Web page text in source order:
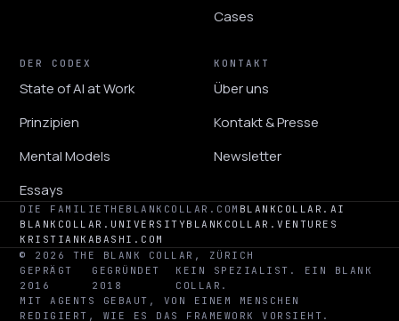
Cases
DER CODEX
State of AI at Work
Prinzipien
Mental Models
Essays
KONTAKT
Über uns
Kontakt & Presse
Newsletter
DIE FAMILIE THEBLANKCOLLAR.COM BLANKCOLLAR.AI
BLANKCOLLAR.UNIVERSITYBLANKCOLLAR.VENTURES
KRISTIANKABASHI.COM
© 2026 THE BLANK COLLAR, ZÜRICH
GEPRÄGT
2016
GEGRÜNDET
2018
KEIN SPEZIALIST. EIN BLANK
COLLAR.
MIT AGENTS GEBAUT, VON EINEM MENSCHEN
REDIGIERT, WIE ES DAS FRAMEWORK VORSIEHT.